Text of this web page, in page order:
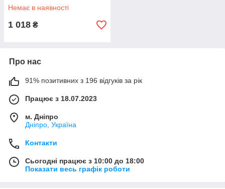
Немає в наявності
1 018 ₴
Про нас
91% позитивних з 196 відгуків за рік
Працює з 18.07.2023
м. Дніпро
Дніпро, Україна
Контакти
Сьогодні працює з 10:00 до 18:00
Показати весь графік роботи